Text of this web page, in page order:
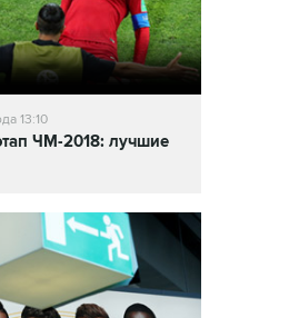
13:10
ЧМ-2018: лучшие